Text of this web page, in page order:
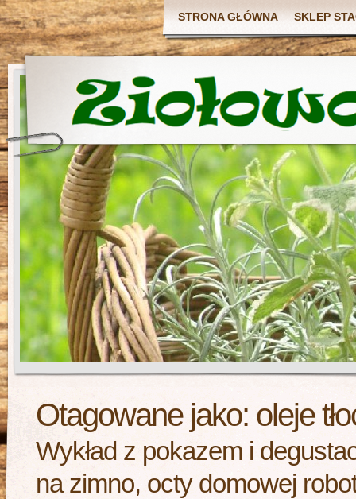
STRONA GŁÓWNA SKLEP
Otagowane jako: oleje
Wykład z pokazem i
na zimno, octy domowej